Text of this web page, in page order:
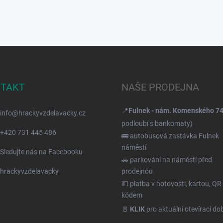
info@hrackyvzdelavacky.cz
+420 731 445 486
Sledujte nás na Facebooku
hrackyvzdelavacky
NAŠE PRODEJNA
📍Fulnek - nám. Komenského 74
podloubí s bankomaty)
🚌 autobusová zastávka Fulnek
náměstí
🚗 parkování na náměstí před
prodejnou
💵 platba v hotovosti, kartou, QR
kódem
🚪 KLIK pro aktuální otevírací